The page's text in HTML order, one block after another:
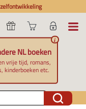
NL boeken
vrije tijd, romans,
kinderboeken etc.
i